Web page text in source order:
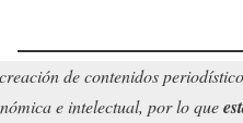
de contenidos
e intelectual, por lo que